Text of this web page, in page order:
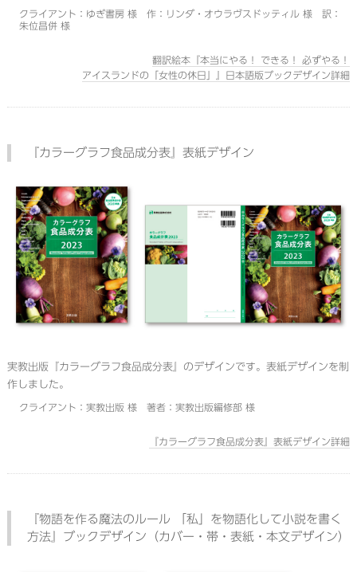
クライアント：ゆぎ書房 様 作：リンダ・オウラヴスドッティル 様 訳：
朱位昌併 様
翻訳絵本『本当にやる！ できる！ 必ずやる！
アイスランドの「女性の休日」』日本語版ブックデザイン詳細
『カラーグラフ食品成分表』表紙デザイン
実教出版『カラーグラフ食品成分表』のデザインです。表紙デザインを制
作しました。
クライアント：実教出版 様 著者：実教出版編修部 様
『カラーグラフ食品成分表』表紙デザイン詳細
『物語を作る魔法のルール 「私」を物語化して小説を書く
方法』ブックデザイン（カバー・帯・表紙・本文デザイン）